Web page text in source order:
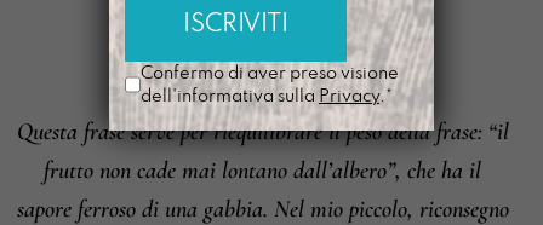
Informazioni su cambi e resi
SEMEÈ
Questa frase serve per riequilibrare il peso della frase: “il
frutto non cade mai lontano dall’albero”, che ha il
sapore ferroso di una gabbia. Nel mio piccolo, riconsegno
Confermo di aver preso visione
dell'informativa sulla Privacy.*